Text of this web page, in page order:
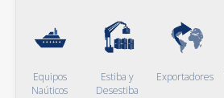
Equipos
Naúticos
Estiba y
Desestiba
Exportadores